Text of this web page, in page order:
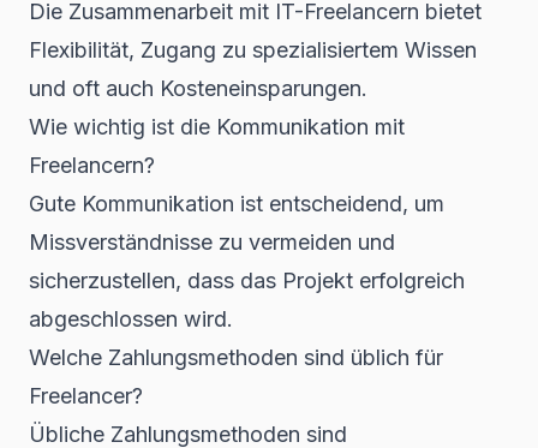
Die Zusammenarbeit mit IT-Freelancern bietet
Flexibilität, Zugang zu spezialisiertem Wissen
und oft auch Kosteneinsparungen.
Wie wichtig ist die Kommunikation mit
Freelancern?
Gute Kommunikation ist entscheidend, um
Missverständnisse zu vermeiden und
sicherzustellen, dass das Projekt erfolgreich
abgeschlossen wird.
Welche Zahlungsmethoden sind üblich für
Freelancer?
Übliche Zahlungsmethoden sind